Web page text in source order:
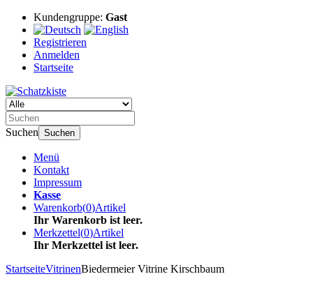
Kundengruppe: Gast
Registrieren
Anmelden
Startseite
Suchen Suchen
Menü
Kontakt
Impressum
Kasse
Warenkorb(0)Artikel
Ihr Warenkorb ist leer.
Merkzettel(0)Artikel
Ihr Merkzettel ist leer.
StartseiteVitrinenBiedermeier Vitrine Kirschbaum